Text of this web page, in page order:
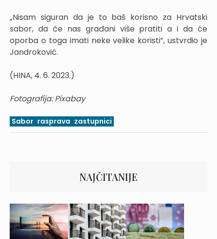
„Nisam siguran da je to baš korisno za Hrvatski
sabor, da će nas građani više pratiti a i da će
oporba o toga imati neke velike koristi”, ustvrdio je
Jandroković.
(HINA, 4. 6. 2023.)
Fotografija: Pixabay
Sabor rasprava zastupnici
NAJČITANIJE